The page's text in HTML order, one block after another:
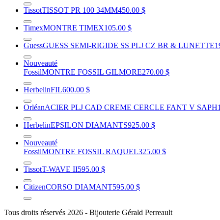
TissotTISSOT PR 100 34MM450.00 $
TimexMONTRE TIMEX105.00 $
GuessGUESS SEMI-RIGIDE SS PLJ CZ BR & LUNETTE
Nouveauté
FossilMONTRE FOSSIL GILMORE270.00 $
HerbelinFIL600.00 $
OrléanACIER PLJ CAD CREME CERCLE FANT V SAPH
HerbelinEPSILON DIAMANTS925.00 $
Nouveauté
FossilMONTRE FOSSIL RAQUEL325.00 $
TissotT-WAVE II595.00 $
CitizenCORSO DIAMANT595.00 $
Tous droits réservés 2026 - Bijouterie Gérald Perreault